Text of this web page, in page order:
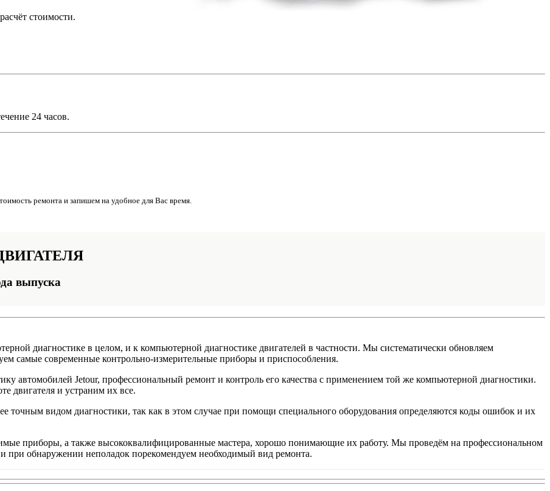
стоимости.
24 часов.
ремонта и запишем на удобное для Вас время.
выпуска
диагностике в целом, и к компьютерной диагностике двигателей в частности. Мы систематически обновляем
самые современные контрольно-измерительные приборы и приспособления.
автомобилей Jetour, профессиональный ремонт и контроль его качества с применением той же компьютерной диагностики.
двигателя и устраним их все.
точным видом диагностики, так как в этом случае при помощи специального оборудования определяются коды ошибок и их
приборы, а также высококвалифицированные мастера, хорошо понимающие их работу. Мы проведём на профессиональном
при обнаружении неполадок порекомендуем необходимый вид ремонта.